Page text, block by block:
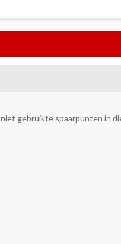
gebruikte spaarpunten in